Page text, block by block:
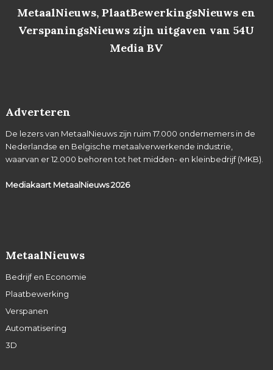
MetaalNieuws, PlaatBewerkingsNieuws en
VerspaningsNieuws zijn uitgaven van 54U
Media BV
Adverteren
De lezers van MetaalNieuws zijn ruim 17.000 ondernemers in de
Nederlandse en Belgische metaalverwerkende industrie,
waarvan er 12.000 behoren tot het midden- en kleinbedrijf (MKB).
Mediakaart MetaalNieuws2026
MetaalNieuws
Bedrijf en Economie
Plaatbewerking
Verspanen
Automatisering
3D